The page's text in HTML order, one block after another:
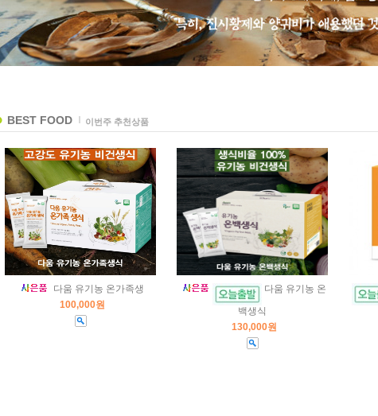
BEST FOOD 이번주 추천상품
다움 유기농 온가족생
100,000원
다움 유기농 온
백생식
130,000원